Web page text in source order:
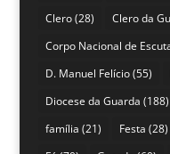
Clero(28) Clero da
Corpo Nacional de
D. Manuel Felício(55)
Diocese da Guarda (188)
família (21) Festa (28)